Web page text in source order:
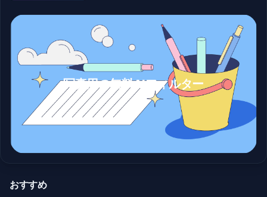
写真用の無料AIフィルター
おすすめ